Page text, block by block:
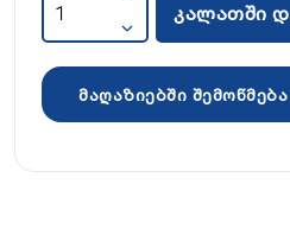
კალათში
მაღაზიებში შემოწმება